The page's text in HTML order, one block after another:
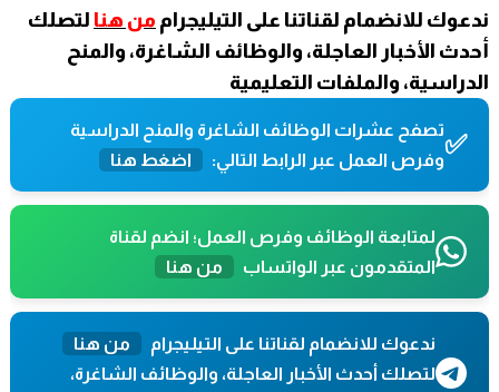
ندعوك للانضمام لقناتنا على التيليجرام من هنا لتصلك
أحدث الأخبار العاجلة، والوظائف الشاغرة، والمنح
الدراسية، والملفات التعليمية
✅تصفح عشرات الوظائف الشاغرة والمنح الدراسية
وفرص العمل عبر الرابط التالي:
اضغط هنا
لمتابعة الوظائف وفرص العمل؛ انضم لقناة
المتقدمون عبر الواتساب
من هنا
ندعوك للانضمام لقناتنا على التيليجرام
من هنا
لتصلك أحدث الأخبار العاجلة، والوظائف الشاغرة،